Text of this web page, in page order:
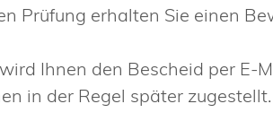
Prüfung erhalten Sie einen
Ihnen den Bescheid per E-
in der Regel später zugestellt.